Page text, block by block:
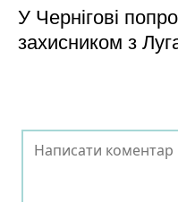
У Чернігові
захисником з